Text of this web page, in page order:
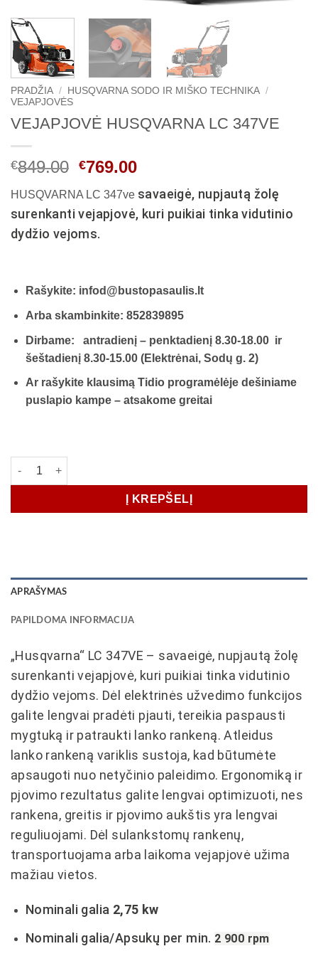
PRADŽIA / HUSQVARNA SODO IR MIŠKO TECHNIKA /
VEJAPJOVĖS
VEJAPJOVĖ HUSQVARNA LC 347VE
€849.00 Original
was:
€849.00.
€769.00Current
is:
€769.00.
HUSQVARNA LC 347ve savaeigė, nupjautą žolę
surenkanti vejapjovė, kuri puikiai tinka vidutinio
dydžio vejoms.
Rašykite: infod@bustopasaulis.lt
Arba skambinkite: 852839895
Dirbame: antradienį – penktadienį 8.30-18.00 ir
šeštadienį 8.30-15.00 (Elektrėnai, Sodų g. 2)
Ar rašykite klausimą Tidio programėlėje dešiniame
puslapio kampe – atsakome greitai
produkto kiekis: VEJAPJOVĖ HUSQVARNA LC 347VE
Į KREPŠELĮ
APRAŠYMAS
PAPILDOMA INFORMACIJA
„Husqvarna“ LC 347VE – savaeigė, nupjautą žolę
surenkanti vejapjovė, kuri puikiai tinka vidutinio
dydžio vejoms. Dėl elektrinės užvedimo funkcijos
galite lengvai pradėti pjauti, tereikia paspausti
mygtuką ir patraukti lanko rankeną. Atleidus
lanko rankeną variklis sustoja, kad būtumėte
apsaugoti nuo netyčinio paleidimo. Ergonomiką ir
pjovimo rezultatus galite lengvai optimizuoti, nes
rankena, greitis ir pjovimo aukštis yra lengvai
reguliuojami. Dėl sulankstomų rankenų,
transportuojama arba laikoma vejapjovė užima
mažiau vietos.
Nominali galia 2,75 kw
Nominali galia/Apsukų per min. 2 900 rpm